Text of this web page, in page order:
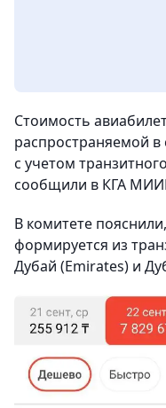
Стоимость
распространяемой
с учетом
сообщили в КГА
В комитете
формируется из
Дубай (Emirates) и